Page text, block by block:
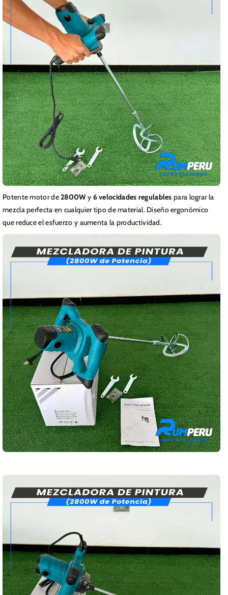
Potente motor de2800Wy 6 velocidades regulables para lograr la
mezcla perfecta en cualquier tipo de material. Diseño ergonómico
que reduce el esfuerzo y aumenta la productividad.